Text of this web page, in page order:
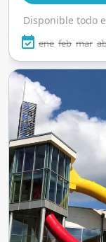
Disponible todo
ene feb mar